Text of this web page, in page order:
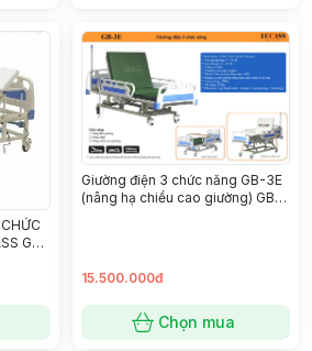
GB-
Giường điện 3 chức năng GB-3E
(nâng hạ chiều cao giường) GB-
15.500.000đ
Chọn mua